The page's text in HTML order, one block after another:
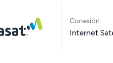
Conexión:
Internet